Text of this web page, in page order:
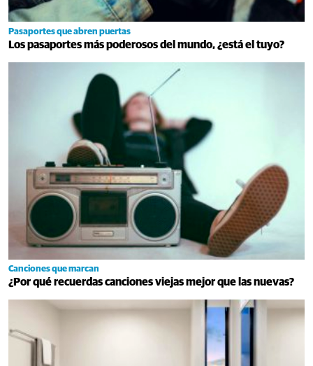
Pasaportes que abren puertas
Los pasaportes más poderosos del mundo, ¿está el tuyo?
Canciones que marcan
¿Por qué recuerdas canciones viejas mejor que las nuevas?